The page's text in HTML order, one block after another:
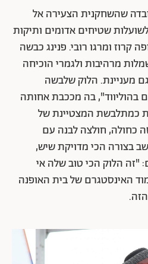
שהשחקנית הצעירה אל
שטיחים אדומים ותיקות
קרוז ומרגו רובי. פנינג כבשה
מרהיבות ולגמרי הוכיחה
מעניינת. הלוק שלבשה
בהוליווד", בה מככבת אחותה
כמתלבשת המצטיינת של
כחולה, חולצה לבנה עם
בצורה הכי מדויקת שיש,
"זה הלוק הכי טוב שלה אי
האינסטגרם של בית האופנה